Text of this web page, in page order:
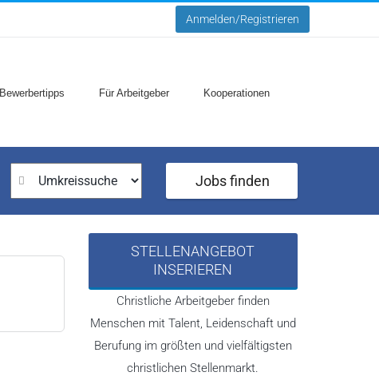
Anmelden/Registrieren
Bewerbertipps Für Arbeitgeber Kooperationen
Jobs finden
STELLENANGEBOT
INSERIEREN
Christliche Arbeitgeber finden
Menschen mit Talent, Leidenschaft und
Berufung im größten und vielfältigsten
christlichen Stellenmarkt.